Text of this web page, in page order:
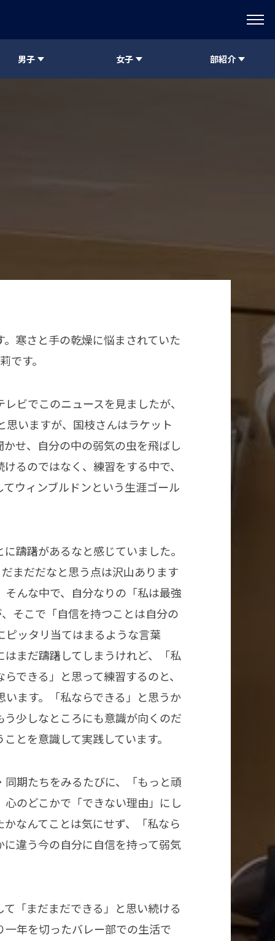
男子 女子 部紹介
寒さと手の乾燥に悩まされていた
です。
ビでこのニュースを見ましたが、
いますが、国枝さんはラケット
せ、自分の中の弱気の虫を飛ばし
るのではなく、練習をする中で、
ウィンブルドンという生涯ゴール
躊躇があるなと感じていました。
まだだなと思う点は沢山あります
んな中で、自分なりの「私は最強
そこで「自信を持つことは自分の
ッタリ当てはまるような言葉
まだ躊躇してしまうけれど、「私
できる」と思って練習するのと、
ます。「私ならできる」と思うか
少しなところにも意識が向くのだ
とを意識して実践しています。
期たちをみるたびに、「もっと頑
のどこかで「できない理由」にし
なんてことは気にせず、「私なら
違う今の自分に自信を持って弱気
「まだまだできる」と思い続ける
年を切ったバレー部での生活で